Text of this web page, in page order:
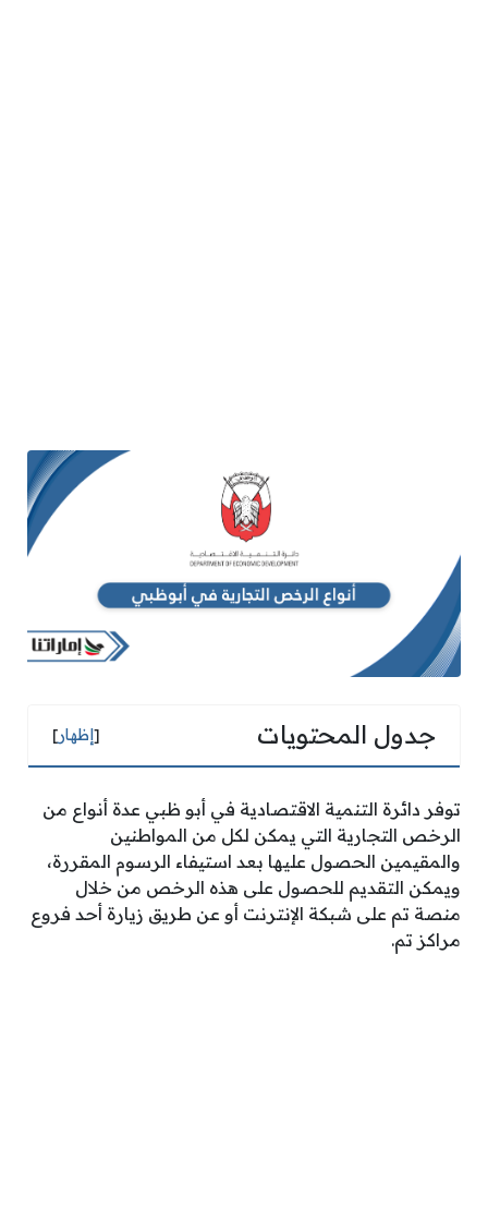
جدول المحتويات [إظهار]
توفر دائرة التنمية الاقتصادية في أبو ظبي عدة أنواع من
الرخص التجارية التي يمكن لكل من المواطنين
والمقيمين الحصول عليها بعد استيفاء الرسوم المقررة،
ويمكن التقديم للحصول على هذه الرخص من خلال
منصة تم على شبكة الإنترنت أو عن طريق زيارة أحد فروع
مراكز تم.